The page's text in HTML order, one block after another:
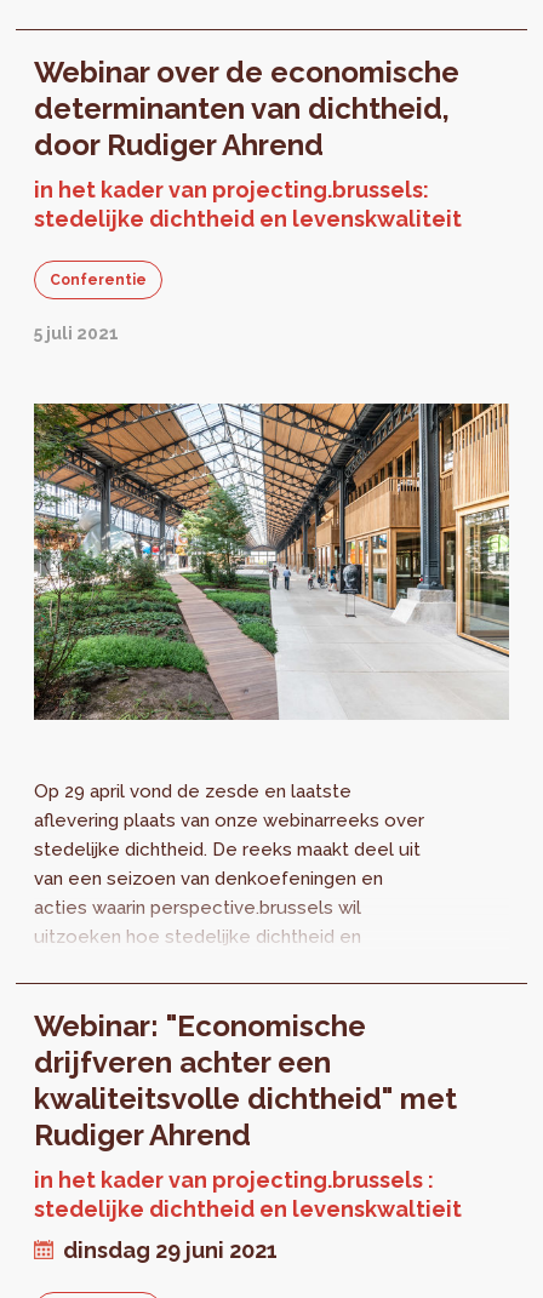
met de 'stadswijk' als invalshoek.
Webinar over de economische
determinanten van dichtheid,
door Rudiger Ahrend
in het kader van projecting.brussels:
stedelijke dichtheid en levenskwaliteit
Conferentie
5 juli 2021
Op 29 april vond de zesde en laatste
aflevering plaats van onze webinarreeks over
stedelijke dichtheid. De reeks maakt deel uit
van een seizoen van denkoefeningen en
acties waarin perspective.brussels wil
uitzoeken hoe stedelijke dichtheid en
herbekijken.
Webinar: "Economische
drijfveren achter een
kwaliteitsvolle dichtheid" met
Rudiger Ahrend
in het kader van projecting.brussels :
stedelijke dichtheid en levenskwaltieit
dinsdag 29 juni 2021